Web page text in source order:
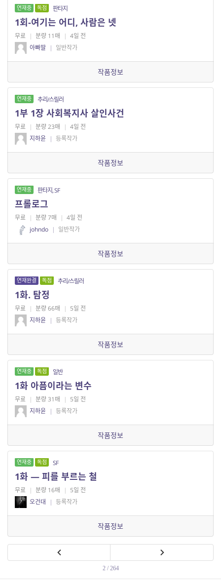
연재중 독점 판타지
1회-여기는 어디, 사람은 넷
무료 | 분량 11매 | 4일 전
아빠딸 | 일반작가
작품정보
연재중 추리/스릴러
1부 1장 사회복지사 살인사건
무료 | 분량 23매 | 4일 전
지하윤 | 등록작가
작품정보
연재중 판타지, SF
프롤로그
무료 | 분량 7매 | 4일 전
johndo | 일반작가
작품정보
연재완결 독점 추리/스릴러
1화. 탐정
무료 | 분량 66매 | 5일 전
지하윤 | 등록작가
작품정보
연재중 독점 일반
1화 아픔이라는 변수
무료 | 분량 31매 | 5일 전
지하윤 | 등록작가
작품정보
연재중 독점 SF
1화 — 피를 부르는 철
무료 | 분량 16매 | 5일 전
오건대
| 등록작가
작품정보
2 / 264